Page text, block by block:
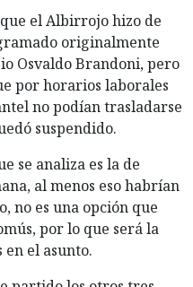
el Albirrojo hizo de
originalmente
Osvaldo Brandoni, pero
por horarios laborales
no podían trasladarse
suspendido.
se analiza es la de
al menos eso habrían
no es una opción que
por lo que será la
el asunto.